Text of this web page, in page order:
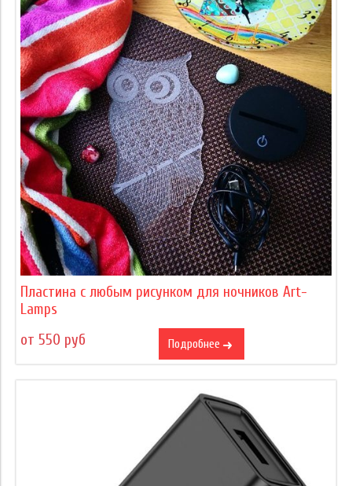
Пластина с любым рисунком для ночников Art-
Lamps
от 550 руб
Подробнее